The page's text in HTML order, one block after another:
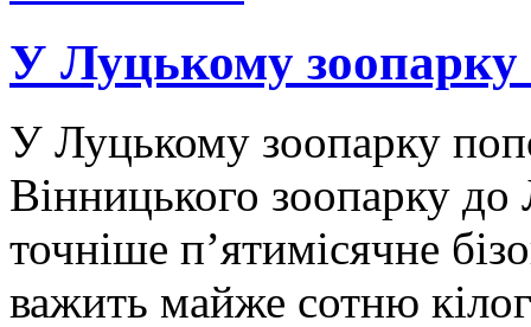
У Луцькому
У Луцькому зоопарку
Вінницького зоопарку до
точніше п’ятимісячне
важить майже сотню